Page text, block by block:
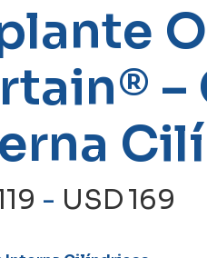
–
- USD169